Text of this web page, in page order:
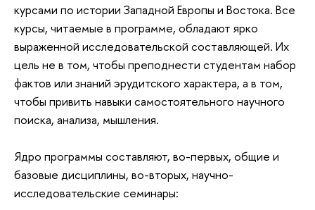
курсами по истории Западной Европы и Востока. Все
курсы, читаемые в программе, обладают ярко
выраженной исследовательской составляющей. Их
цель не в том, чтобы преподнести студентам набор
фактов или знаний эрудитского характера, а в том,
чтобы привить навыки самостоятельного научного
поиска, анализа, мышления.
Ядро программы составляют, во-первых, общие и
базовые дисциплины, во-вторых, научно-
исследовательские семинары: